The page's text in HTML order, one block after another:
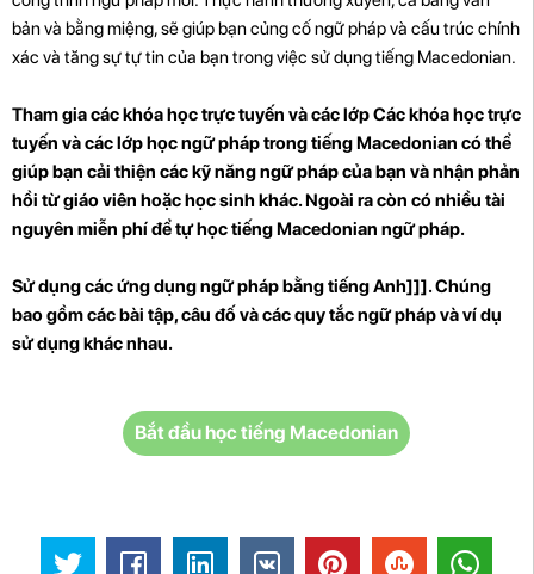
bản và bằng miệng, sẽ giúp bạn củng cố ngữ pháp và cấu trúc chính
xác và tăng sự tự tin của bạn trong việc sử dụng tiếng Macedonian.
Tham gia các khóa học trực tuyến và các lớp Các khóa học trực
tuyến và các lớp học ngữ pháp trong tiếng Macedonian có thể
giúp bạn cải thiện các kỹ năng ngữ pháp của bạn và nhận phản
hồi từ giáo viên hoặc học sinh khác. Ngoài ra còn có nhiều tài
nguyên miễn phí để tự học tiếng Macedonian ngữ pháp.
Sử dụng các ứng dụng ngữ phápbằng tiếng Anh]]]. Chúng
bao gồm các bài tập, câu đố và các quy tắc ngữ pháp và ví dụ
sử dụng khác nhau.
Bắt đầu học tiếng Macedonian